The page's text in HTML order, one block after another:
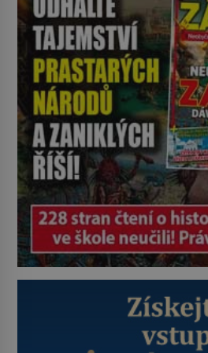
pravdu na
byl jen
ovládaný
zastáncem